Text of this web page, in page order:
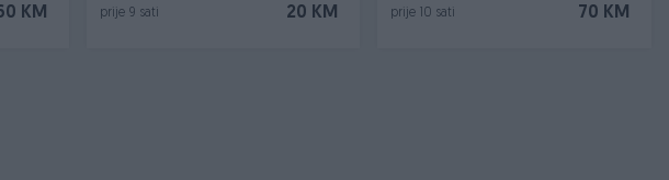
KM 20 KM
prije 9 sati 70 KM
prije 10 sati